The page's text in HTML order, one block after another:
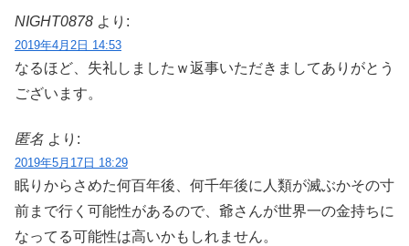
NIGHT0878 より:
2019年4月2日 14:53
なるほど、失礼しましたｗ返事いただきましてありがとう
ございます。
匿名 より:
2019年5月17日 18:29
眠りからさめた何百年後、何千年後に人類が滅ぶかその寸
前まで行く可能性があるので、爺さんが世界一の金持ちに
なってる可能性は高いかもしれません。